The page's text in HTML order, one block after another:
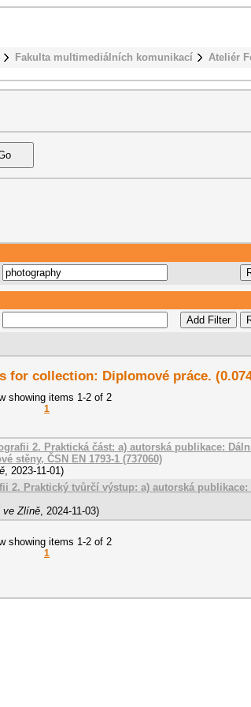
Fakulta multimediálních komunikací Ateliér
for collection: Diplomové práce.
showing items 1-2 of 2
1
2. Praktická část: a) autorská publikace:
stěny, ČSN EN 1793-1 (737060)
, 2023-11-01)
2. Praktický tvůrčí výstup: a) autorská publikace:
ve Zlíně, 2024-11-03)
showing items 1-2 of 2
1